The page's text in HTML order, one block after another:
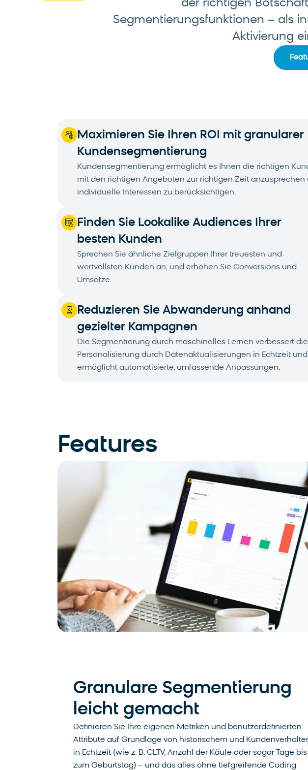
der richtigen
Segmentierungsfunktionen – als
Aktivierung
Maximieren Sie Ihren ROI mit granularer
Kundensegmentierung
Kundensegmentierung ermöglicht es Ihnen die richtigen
mit den richtigen Angeboten zur richtigen Zeit anzusprechen
individuelle Interessen zu berücksichtigen.
Finden Sie Lookalike Audiences Ihrer
besten Kunden
Sprechen Sie ähnliche Zielgruppen Ihrer treuesten und
wertvollsten Kunden an, und erhöhen Sie Conversions und
Umsätze.
Reduzieren Sie Abwanderung anhand
gezielter Kampagnen
Die Segmentierung durch maschinelles Lernen verbessert die
Personalisierung durch Datenaktualisierungen in Echtzeit und
ermöglicht automatisierte, umfassende Anpassungen.
Features
Granulare Segmentierung
leicht gemacht
Definieren Sie Ihre eigenen Metriken und benutzerdefinierten
Attribute auf Grundlage von historischem und
in Echtzeit (wie z. B. CLTV, Anzahl der Käufe oder sogar Tage bis
zum Geburtstag) – und das alles ohne tiefgreifende Coding